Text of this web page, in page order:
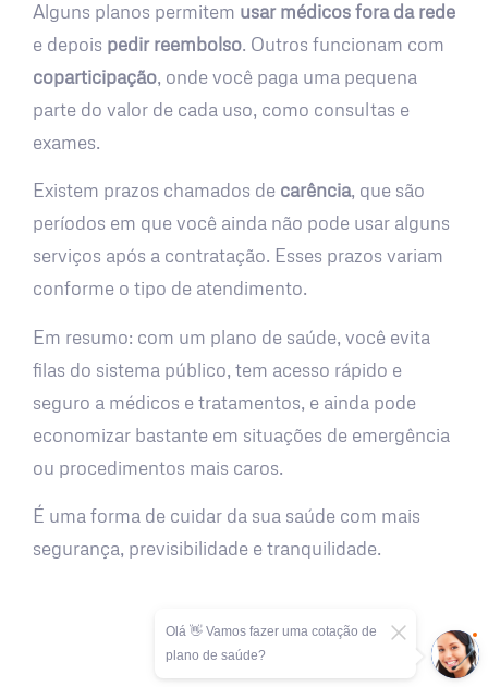
Alguns planos permitem usar médicos fora da rede
e depois pedir reembolso. Outros funcionam com
coparticipação, onde você paga uma pequena
parte do valor de cada uso, como consultas e
exames.
Existem prazos chamados de carência, que são
períodos em que você ainda não pode usar alguns
serviços após a contratação. Esses prazos variam
conforme o tipo de atendimento.
Em resumo: com um plano de saúde, você evita
filas do sistema público, tem acesso rápido e
seguro a médicos e tratamentos, e ainda pode
economizar bastante em situações de emergência
ou procedimentos mais caros.
É uma forma de cuidar da sua saúde com mais
segurança, previsibilidade e tranquilidade.
Olá 👋 Vamos fazer uma cotação de
plano de saúde?